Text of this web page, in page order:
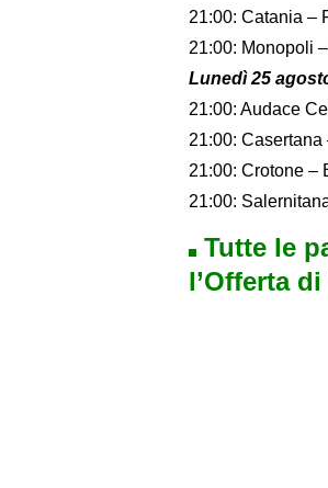
21:00: Catania –
21:00: Monopoli
Lunedì 25
21:00: Audace
21:00: Casertana
21:00: Crotone –
21:00:
Tutte le
l’Offerta